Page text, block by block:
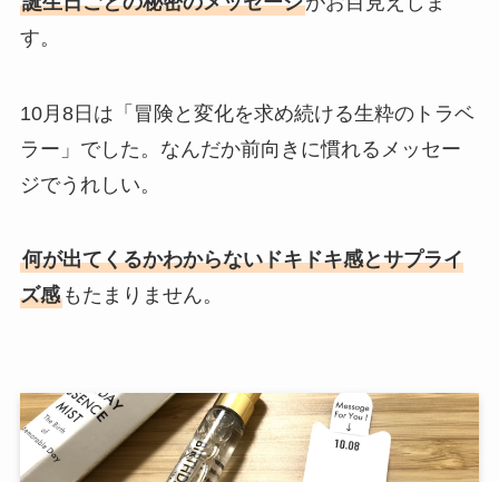
す。
10月8日は「冒険と変化を求め続ける生粋のトラベ
ラー」でした。なんだか前向きに慣れるメッセー
ジでうれしい。
何が出てくるかわからないドキドキ感とサプライ
ズ感もたまりません。